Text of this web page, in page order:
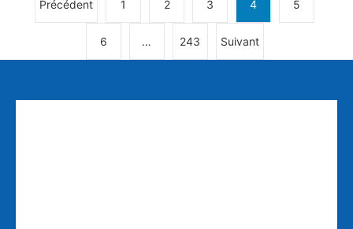
Précédent 1 2 3 4 5
6 … 243 Suivant